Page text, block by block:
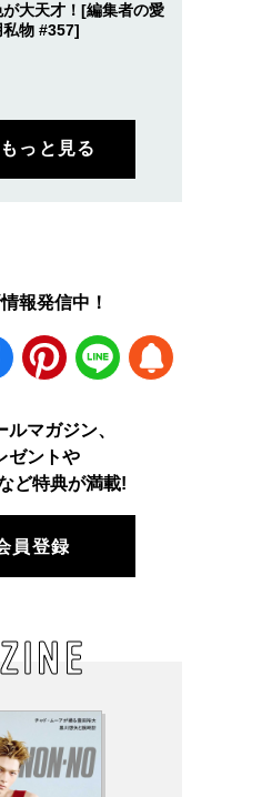
が大天才！[編集者の愛
私物 #357]
っと見る
報発信中！
Pinterest LINE
マガジン、
ゼントや
ど特典が満載!
員登録